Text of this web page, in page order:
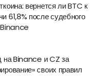
вернется ли BTC к
61,8% после судебного
Binance
на Binance и CZ за
своих правил